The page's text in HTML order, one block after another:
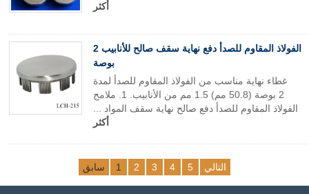
أكثر
الفولاذ المقاوم للصدأ دفع نهاية سقف صالح للأنابيب 2
بوصة
غطاء نهاية مناسب من الفولاذ المقاوم للصدأ لمدة
2 بوصة (50.8 مم) 1.5 مم من الأنابيب. 1. ملامح
الفولاذ المقاوم للصدأ دفع صالح نهاية سقف المواد ...
أكثر
سابق 1 2 3 4 5 التالي